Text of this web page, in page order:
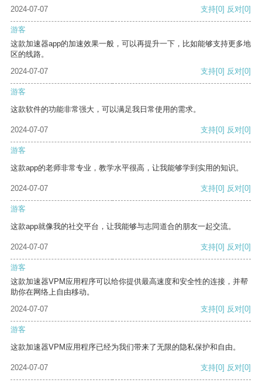
2024-07-07 支持[0] 反对[0]
游客
这款加速器app的加速效果一般，可以再提升一下，比如能够支持更多地
区的线路。
2024-07-07
支持[0] 反对[0]
游客
这款软件的功能非常强大，可以满足我日常使用的需求。
2024-07-07 支持[0] 反对[0]
游客
这款app的老师非常专业，教学水平很高，让我能够学到实用的知识。
2024-07-07 支持[0] 反对[0]
游客
这款app就像我的社交平台，让我能够与志同道合的朋友一起交流。
2024-07-07 支持[0] 反对[0]
游客
这款加速器VPM应用程序可以给你提供最高速度和安全性的连接，并帮
助你在网络上自由移动。
2024-07-07
支持[0] 反对[0]
游客
这款加速器VPM应用程序已经为我们带来了无限的隐私保护和自由。
2024-07-07 支持[0] 反对[0]